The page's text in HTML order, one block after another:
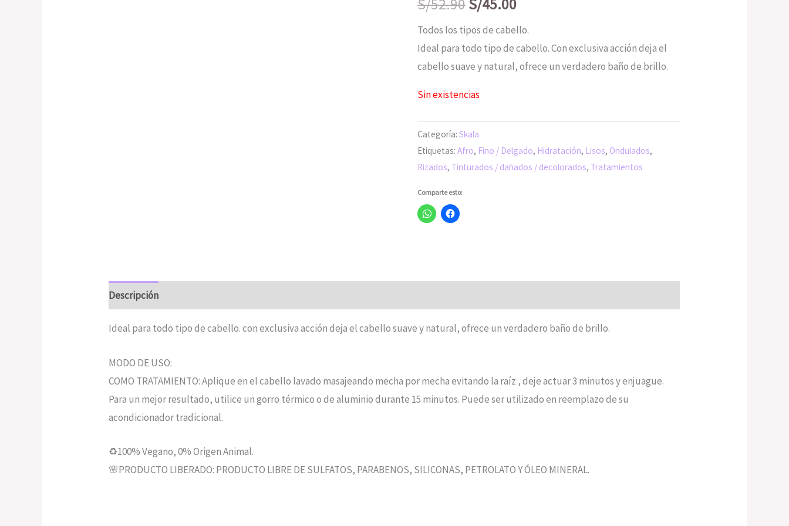
S/52.90
era:
S/52.90.
S/45.00
S/45.00.
Todos los tipos de cabello.
Ideal para todo tipo de cabello. Con exclusiva acción deja el
cabello suave y natural, ofrece un verdadero baño de brillo.
Sin existencias
Categoría: Skala
Etiquetas: Afro, Fino / Delgado, Hidratación, Lisos, Ondulados,
Rizados, Tinturados / dañados / decolorados, Tratamientos
Comparte esto:
Descripción
Ideal para todo tipo de cabello. con exclusiva acción deja el cabello suave y natural, ofrece un verdadero baño de brillo.
MODO DE USO:
COMO TRATAMIENTO: Aplique en el cabello lavado masajeando mecha por mecha evitando la raíz , deje actuar 3 minutos y enjuague.
Para un mejor resultado, utilice un gorro térmico o de aluminio durante 15 minutos. Puede ser utilizado en reemplazo de su
acondicionador tradicional.
♻️100% Vegano, 0% Origen Animal.
🌸PRODUCTO LIBERADO: PRODUCTO LIBRE DE SULFATOS, PARABENOS, SILICONAS, PETROLATO Y ÓLEO MINERAL.